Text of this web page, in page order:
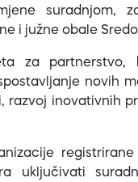
suradnjom,
i južne obale
za partnerstvo,
novih
razvoj inovativnih
uključivati